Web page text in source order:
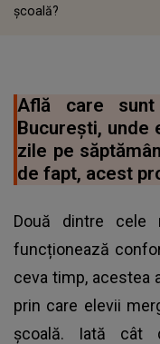
școală?
Află care
București, unde
zile pe
de fapt, acest
Două dintre cele
funcționează
ceva timp, acestea
prin care elevii
școală. Iată cât